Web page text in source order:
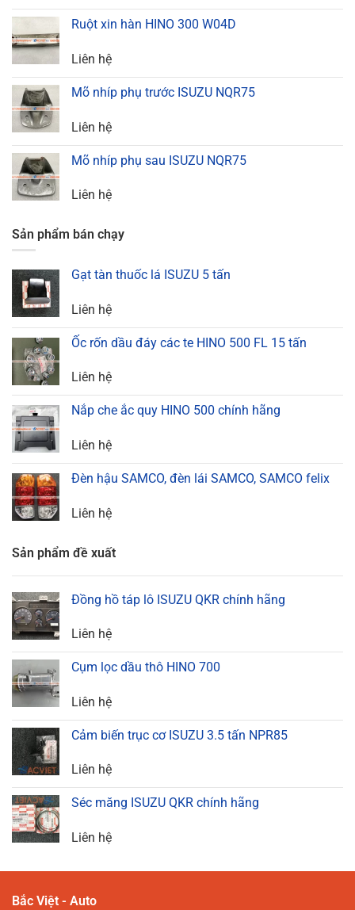
Ruột xin hàn HINO 300 W04D
Liên hệ
Mõ nhíp phụ trước ISUZU NQR75
Liên hệ
Mõ nhíp phụ sau ISUZU NQR75
Liên hệ
Sản phẩm bán chạy
Gạt tàn thuốc lá ISUZU 5 tấn
Liên hệ
Ốc rốn dầu đáy các te HINO 500 FL 15 tấn
Liên hệ
Nắp che ắc quy HINO 500 chính hãng
Liên hệ
Đèn hậu SAMCO, đèn lái SAMCO, SAMCO felix
Liên hệ
Sản phẩm đề xuất
Đồng hồ táp lô ISUZU QKR chính hãng
Liên hệ
Cụm lọc dầu thô HINO 700
Liên hệ
Cảm biến trục cơ ISUZU 3.5 tấn NPR85
Liên hệ
Séc măng ISUZU QKR chính hãng
Liên hệ
Bắc Việt - Auto